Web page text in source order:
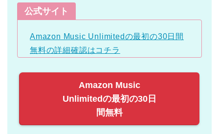
公式サイト
Amazon Music Unlimitedの最初の30日間
無料の詳細確認はコチラ
Amazon Music
Unlimitedの最初の30日
間無料